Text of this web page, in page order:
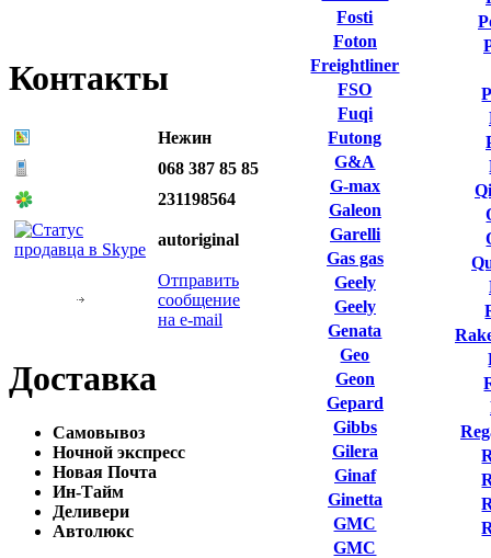
Контакты
Нежин
068 387 85 85
231198564
autoriginal
Отправить
сообщение
на e-mail
Доставка
Самовывоз
Ночной экспресс
Новая Почта
Ин-Тайм
Деливери
Автолюкс
Fosti
Foton
Freightliner
FSO
Fuqi
Futong
G&A
G-max
Galeon
Garelli
Gas gas
Geely
Geely
Genata
Geo
Geon
Gepard
Gibbs
Gilera
Ginaf
Ginetta
GMC
GMC